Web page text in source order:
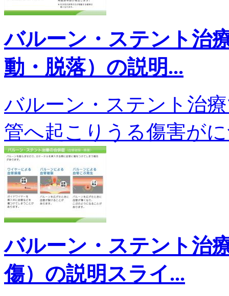
バルーン・ステント治
動・脱落）の説明...
バルーン・ステント治
管へ起こりうる傷害が
バルーン・ステント治
傷）の説明スライ...